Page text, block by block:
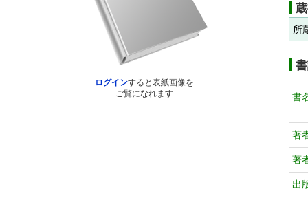
ログインすると表紙画像を
ご覧になれます
所
書
著
著
出